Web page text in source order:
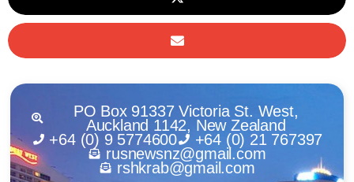
PO Box 91337 Victoria St. West,
Auckland 1142, New Zealand
+64 (0) 9 5774600
+64 (0) 21 767397
rusnewsnz@gmail.com
rshkrab@gmail.com